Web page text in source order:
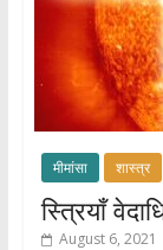
मीमांसा शास्त्र
स्त्रियाँ
August 6, 2021